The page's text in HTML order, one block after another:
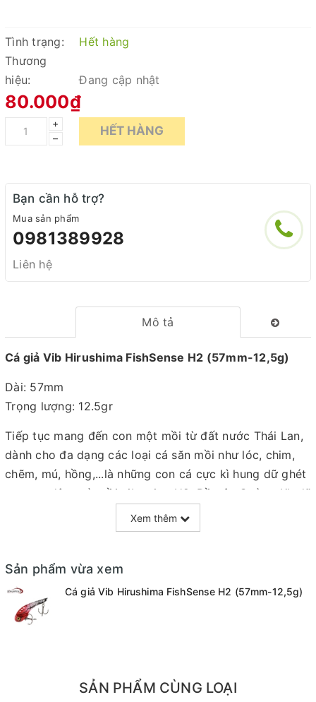
Tình trạng:
Hết hàng
Thương
hiệu:
Đang cập nhật
80.000₫
+
–
HẾT HÀNG
Bạn cần hỗ trợ?
Mua sản phẩm
0981389928
Liên hệ
Mô tả
Cá giả Vib Hirushima FishSense H2 (57mm-12,5g)
Dài: 57mm
Trọng lượng: 12.5gr
Tiếp tục mang đến con một mồi từ đất nước Thái Lan,
dành cho đa dạng các loại cá săn mồi như lóc, chim,
chẽm, mú, hồng,...là những con cá cực kì hung dữ ghét
sự rung động từ mồi vibration H2. Đồ câu Cường KL đã
mang về Mồi giả câu cá Lóc, Chẽm HIRUSHIMA VIB H2
nổi tiếng tại Thái Lan vô cùng sát cá và chất liệu sơn
- Phần phôi thân làm từ hợp kim sắt và inox rất cứng
cáp và hạn chế tốt việc rỉ sét sau một thời gian sử
dụng
- Phần bụng Vib H2 được dán lớp hologram lấp lánh
khi có ánh sáng chiếu vào tạo thêm sự chú ý cho con
Xem thêm
Sản phẩm vừa xem
Cá giả Vib Hirushima FishSense H2 (57mm-12,5g)
SẢN PHẨM CÙNG LOẠI